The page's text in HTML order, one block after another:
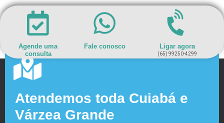
Agende uma
consulta
Fale conosco Ligar agora
(65) 99250-4299
Atendemos toda Cuiabá e
Várzea Grande